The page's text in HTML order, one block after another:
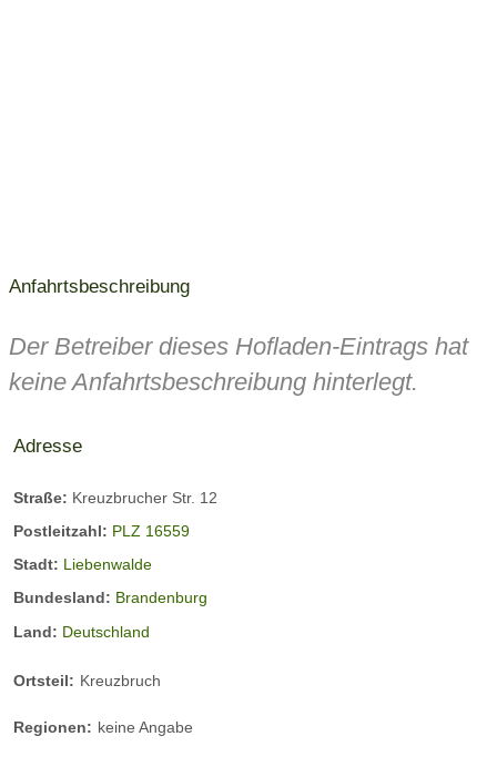
Anfahrtsbeschreibung
Der Betreiber dieses Hofladen-Eintrags hat
keine Anfahrtsbeschreibung hinterlegt.
Adresse
Straße: Kreuzbrucher Str. 12
Postleitzahl: PLZ 16559
Stadt: Liebenwalde
Bundesland: Brandenburg
Land: Deutschland
Ortsteil: Kreuzbruch
Regionen: keine Angabe